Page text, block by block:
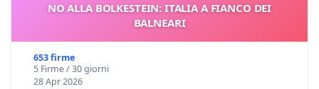
NO ALLA BOLKESTEIN: ITALIA A FIANCO DEI
BALNEARI
653 firme
5 Firme / 30 giorni
28 Apr 2026